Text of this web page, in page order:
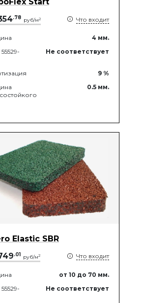
Start
.78 руб/м2 Что входит
4 мм.
Не соответствует
9 %
0.5 мм.
Elastic SBR
.01 руб/м2 Что входит
от 10 до 70 мм.
Не соответствует